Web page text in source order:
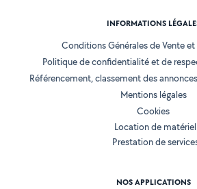
INFORMATIONS
Conditions Générales de Vente
Politique de confidentialité et de
Référencement, classement des
Mentions légales
Cookies
Location de matériel
Prestation de
NOS APPLICATIONS